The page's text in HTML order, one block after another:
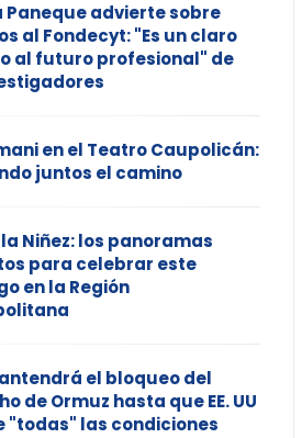
Paneque advierte sobre
al Fondecyt: "Es un claro
al futuro profesional" de
en el Teatro Caupolicán:
juntos el camino
Niñez: los panoramas
para celebrar este
en la Región
el bloqueo del
de Ormuz hasta que EE. UU
"todas" las condiciones